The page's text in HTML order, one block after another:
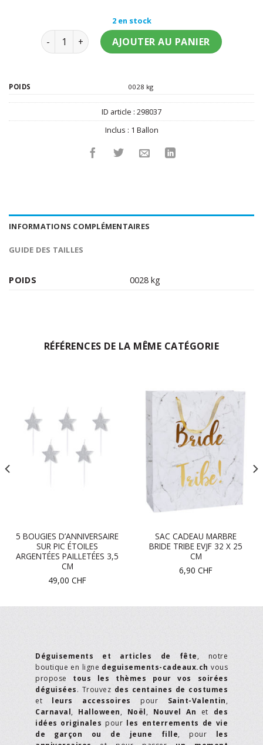
2 en stock
quantité de Ballon en latex géant bleu 60 cm
AJOUTER AU PANIER
POIDS 0028 kg
ID article : 298037
Inclus : 1 Ballon
INFORMATIONS COMPLÉMENTAIRES
GUIDE DES TAILLES
POIDS 0028 kg
RÉFÉRENCES DE LA MÊME CATÉGORIE
5 BOUGIES D’ANNIVERSAIRE
SUR PIC ÉTOILES
ARGENTÉES PAILLETÉES 3,5
CM
49,00 CHF
SAC CADEAU MARBRE
BRIDE TRIBE EVJF 32 X 25
CM
6,90 CHF
Déguisements et articles de fête, notre
boutique en ligne deguisements-cadeaux.ch vous
propose tous les thèmes pour vos soirées
déguisées. Trouvez des centaines de costumes
et leurs accessoires pour Saint-Valentin,
Carnaval, Halloween, Noël, Nouvel An et des
idées originales pour les enterrements de vie
de garçon ou de jeune fille, pour les